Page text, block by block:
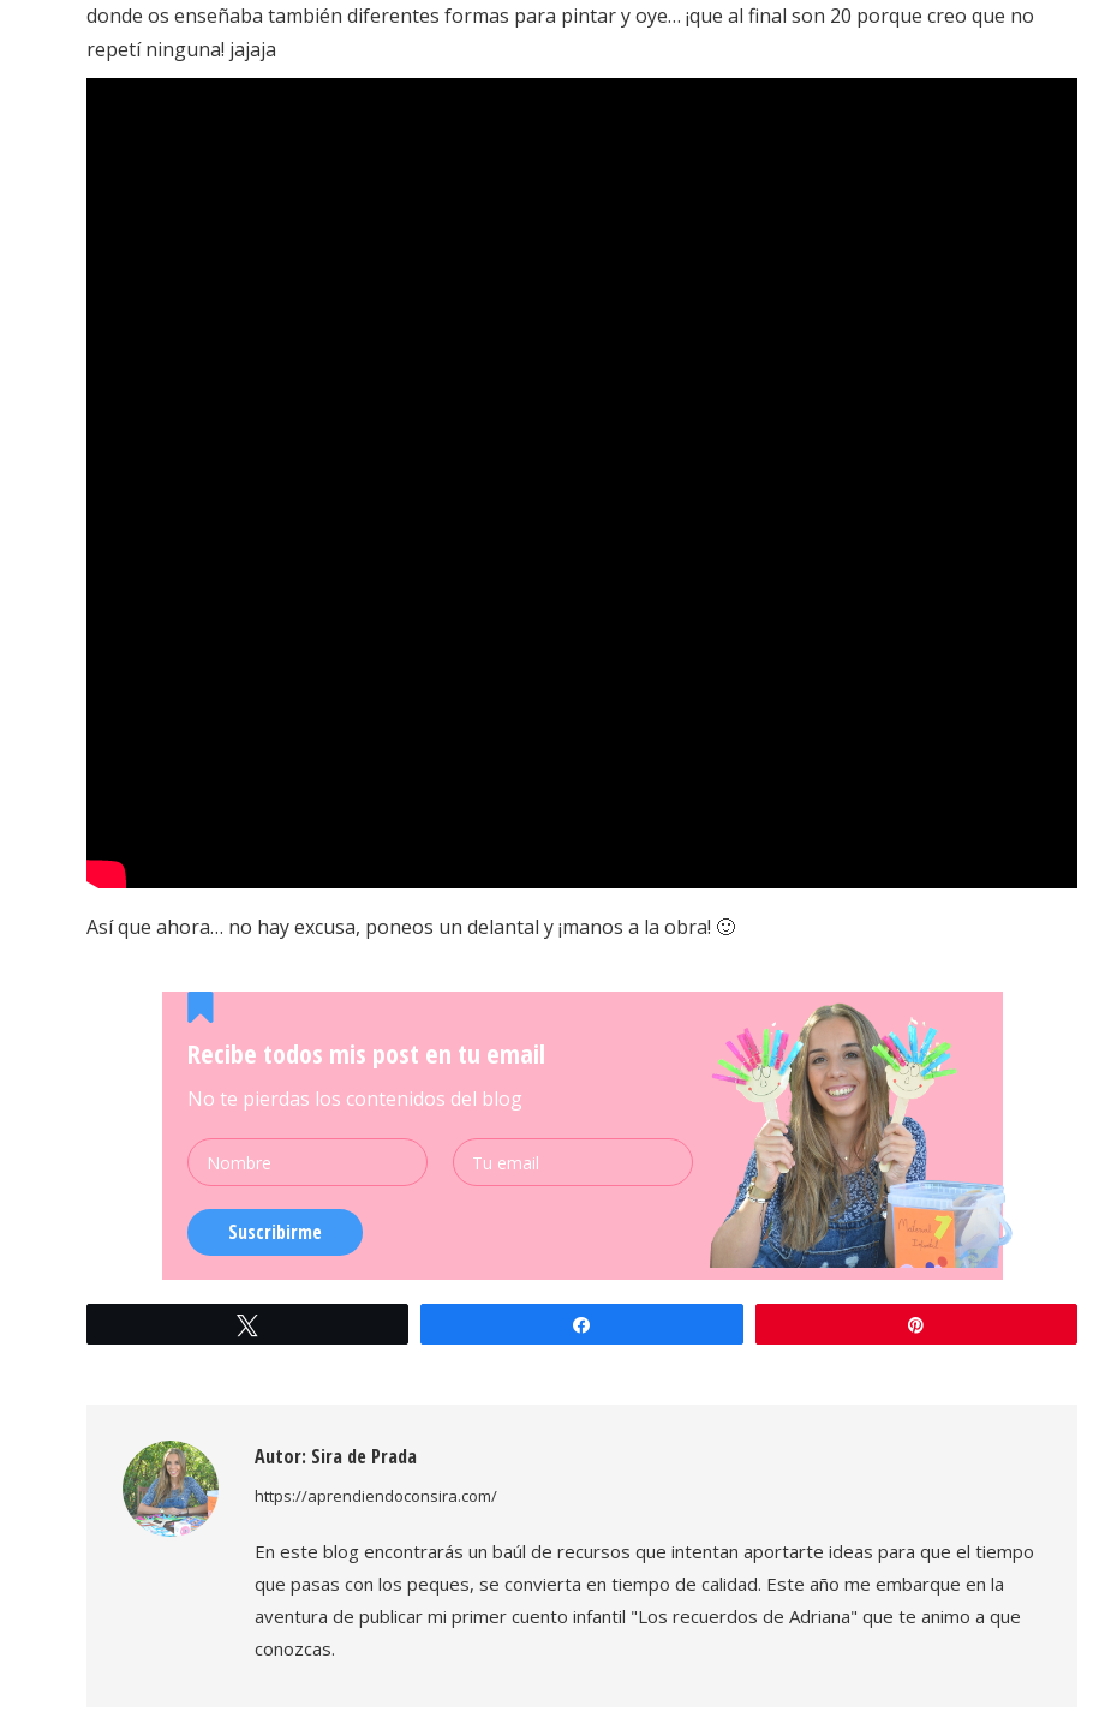
donde os enseñaba también diferentes formas para pintar y oye… ¡que al final son 20 porque creo que no
repetí ninguna! jajaja
Así que ahora… no hay excusa, poneos un delantal y ¡manos a la obra! 🙂
Recibe todos mis post en tu email
No te pierdas los contenidos del blog
Suscribirme
Autor: Sira de Prada
https://aprendiendoconsira.com/
En este blog encontrarás un baúl de recursos que intentan aportarte ideas para que el tiempo
que pasas con los peques, se convierta en tiempo de calidad. Este año me embarque en la
aventura de publicar mi primer cuento infantil "Los recuerdos de Adriana" que te animo a que
conozcas.